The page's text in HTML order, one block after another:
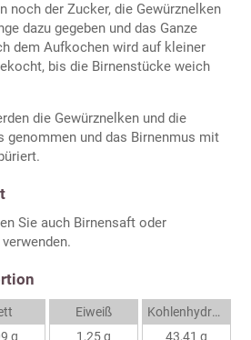
noch der Zucker, die Gewürznelken
dazu gegeben und das Ganze
dem Aufkochen wird auf kleiner
bis die Birnenstücke weich
die Gewürznelken und die
genommen und das Birnenmus mit
Sie auch Birnensaft oder
g
Eiweiß
1,25 g
Kohlenhydrate
43,41 g